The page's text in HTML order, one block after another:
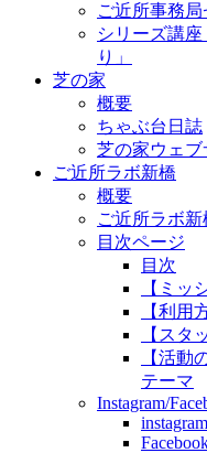
ご近所事務
シリーズ講
り」
芝の家
概要
ちゃぶ台日誌
芝の家ウェブ
ご近所ラボ新橋
概要
ご近所ラボ
目次ページ
目次
【ミッ
【利用
【スタ
【活動
テーマ
Instagram/
instagram